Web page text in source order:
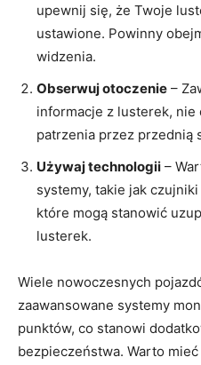
upewnij się, że Twoje
ustawione. Powinny
widzenia.
Obserwuj otoczenie –
informacje z lusterek, nie
patrzenia przez przednią
Używaj technologii –
systemy, takie jak
które mogą stanowić
lusterek.
Wiele nowoczesnych
zaawansowane systemy
punktów, co stanowi
bezpieczeństwa. Warto